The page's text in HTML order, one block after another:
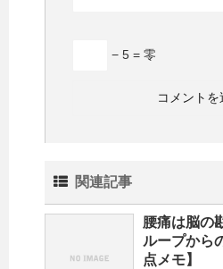
− 5 = 零
関連記事
腰痛は脳の
ループから
点メモ】